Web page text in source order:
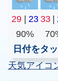
29 | 23 33 |
90%
日付をタ
天気アイコ